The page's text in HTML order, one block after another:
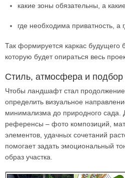
какие зоны обязательны, а
где необходима приватность, а
Так формируется каркас будущего
которую будет опираться весь
Стиль, атмосфера и
Чтобы ландшафт стал
определить визуальное
минимализма до природного сада.
референсы – фото композиций,
элементов, удачных сочетаний
помогает задать эмоциональный
образ участка.